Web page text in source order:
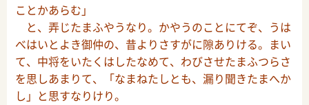
ことかあらむ」
と、弄じたまふやうなり。かやうのことにてぞ、うは
べはいとよき御仲の、昔よりさすがに隙ありける。まい
て、中将をいたくはしたなめて、わびさせたまふつらさ
を思しあまりて、「なまねたしとも、漏り聞きたまへか
し」と思すなりけり。